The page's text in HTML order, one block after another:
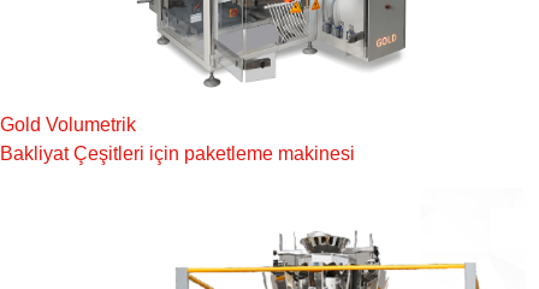
Gold Volumetrik
Bakliyat Çeşitleri için paketleme makinesi